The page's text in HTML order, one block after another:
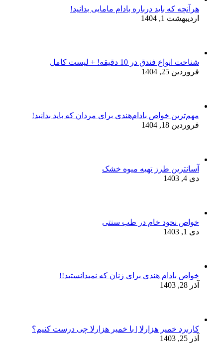
هرآنچه که باید درباره بادام مامایی بدانید!
اردیبهشت 1, 1404
شناخت انواع فندق در 10 دقیقه! + لیست کامل
فروردین 25, 1404
مهم‌ترین خواص بادام‌هندی برای مردان که باید بدانید!
فروردین 18, 1404
آسانترین طرز تهیه میوه خشک
دی 4, 1403
خواص نخود خام در طب سنتی
دی 1, 1403
خواص بادام هندی برای زنان که نمیدانستید!!
آذر 28, 1403
کاربرد خمیر هزارلا | با خمیر هزارلا چی درست کنیم؟
آذر 25, 1403